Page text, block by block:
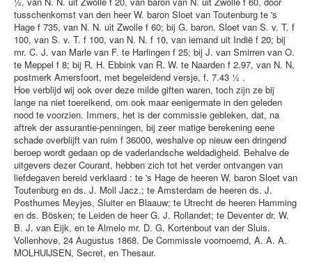
tusschenkomst van den heer W. baron Sloet van Toutenburg te 's
Hage f 735, van N. N. uit Zwolle f 60; bij G. baron. Sloet van S. v. T. f
100, van S. v. T. f 100, van N. N. f 10, van iemand uit Indië f 20; bij
mr. C. J. van Marle van F. te Harlingen f 25; bij J. van Smirren van O.
te Meppel f 8; bij R. H. Ebbink van R. W. te Naarden f 2.97, van N. N,
postmerk Amersfoort, met begeleidend versje, f. 7.43 ½ .
Hoe verblijd wij ook over deze milde giften waren, toch zijn ze bij
lange na niet toereikend, om ook maar eenigermate in den geleden
nood te voorzien. Immers, het is der commissie gebleken, dat, na
aftrek der assurantie-penningen, bij zeer matige berekening eene
schade overblijft van ruim f 36000, weshalve op nieuw een dringend
beroep wordt gedaan op de vaderlandsche weldadigheid. Behalve de
uitgevers dezer Courant, hebben zich tot het verder ontvangen van
liefdegaven bereid verklaard : te 's Hage de heeren W. baron Sloet van
Toutenburg en ds. J. Moll Jacz.; te Amsterdam de heeren ds. J.
Posthumes Meyjes, Sluiter en Blaauw; te Utrecht de heeren Hamming
en ds. Bösken; te Leiden de heer G. J. Rollandet; te Deventer dr. W.
B. J. van Eijk, en te Almelo mr. D. G. Kortenbout van der Sluis.
Vollenhove, 24 Augustus 1868. De Commissie voornoemd, A. A. A.
MOLHUIJSEN, Secret, en Thesaur.